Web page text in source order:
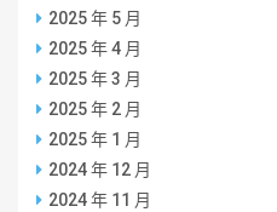
2025 年 5 月
2025 年 4 月
2025 年 3 月
2025 年 2 月
2025 年 1 月
2024 年 12 月
2024 年 11 月